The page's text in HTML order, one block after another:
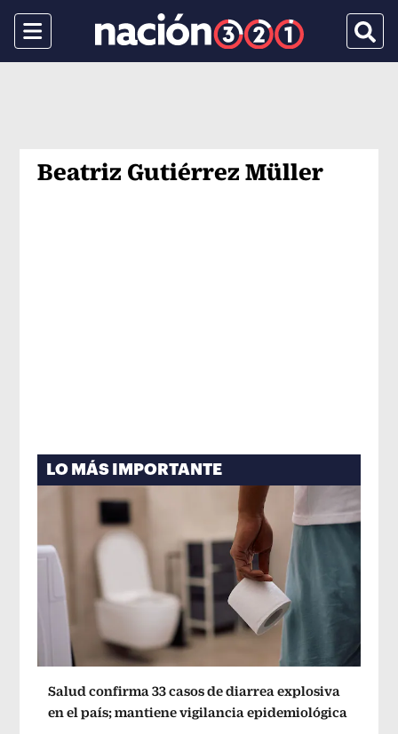
Menu
Beatriz Gutiérrez Müller
LO MÁS IMPORTANTE
Salud confirma 33 casos de diarrea explosiva
en el país; mantiene vigilancia epidemiológica